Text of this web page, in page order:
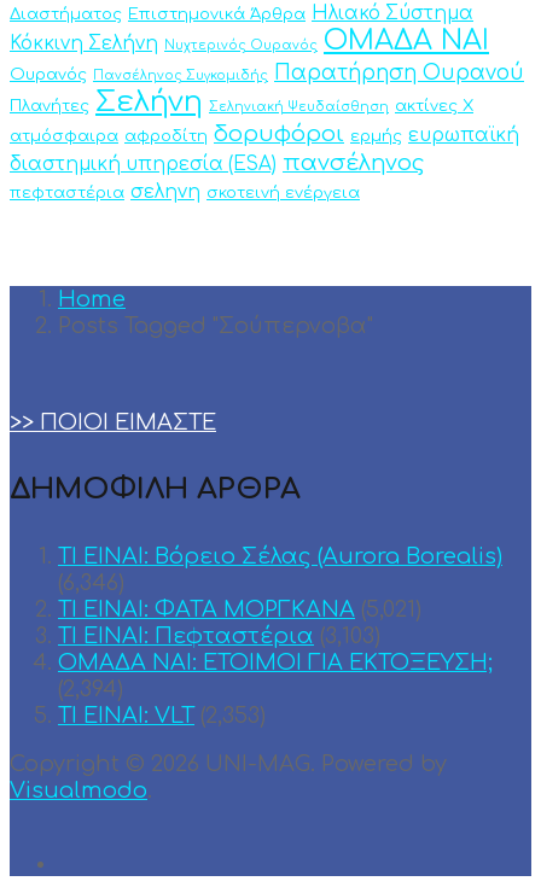
Διαστήματος Επιστημονικά Άρθρα Ηλιακό Σύστημα
Κόκκινη Σελήνη
Νυχτερινός Ουρανός ΟΜΑΔΑ ΝΑΙ
Ουρανός Πανσέληνος Συγκομιδής Παρατήρηση Ουρανού
Πλανήτες Σελήνη Σεληνιακή Ψευδαίσθηση
ακτίνες Χ
ατμόσφαιρα αφροδίτη δορυφόροι ερμής ευρωπαϊκή
διαστημική υπηρεσία (ESA) πανσέληνος
πεφταστέρια σεληνη σκοτεινή ενέργεια
Home
Posts Tagged "Σούπερνοβα"
>> ΠΟΙΟΙ ΕΙΜΑΣΤΕ
ΔΗΜΟΦΙΛΗ ΑΡΘΡΑ
ΤΙ ΕΙΝΑΙ: Βόρειο Σέλας (Aurora Borealis)
(6,346)
ΤΙ ΕΙΝΑΙ: ΦΑΤΑ ΜΟΡΓΚΑΝΑ (5,021)
ΤΙ ΕΙΝΑΙ: Πεφταστέρια (3,103)
ΟΜΑΔΑ ΝΑΙ: ΕΤΟΙΜΟΙ ΓΙΑ ΕΚΤΟΞΕΥΣΗ;
(2,394)
TI EINAI: VLT (2,353)
Copyright © 2026 UNI-MAG. Powered by
Visualmodo.